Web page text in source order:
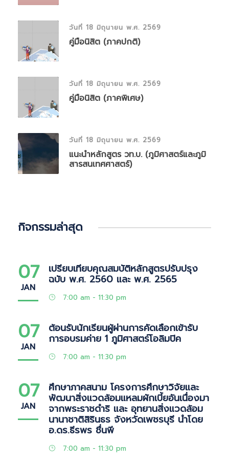
วันที่ 18 มิถุนายน พ.ศ. 2569
คู่มือนิสิต (ภาคปกติ)
วันที่ 18 มิถุนายน พ.ศ. 2569
คู่มือนิสิต (ภาคพิเศษ)
วันที่ 18 มิถุนายน พ.ศ. 2569
แนะนำหลักสูตร วท.บ. (ภูมิศาสตร์และภูมิ
สารสนเทศศาสตร์)
กิจกรรมล่าสุด
07
JAN
เปรียบเทียบคุณสมบัติหลักสูตรปรับปรุง
ฉบับ พ.ศ. 2560 และ พ.ศ. 2565
7:00 am - 11:30 pm
07
JAN
ต้อนรับนักเรียนผู้ผ่านการคัดเลือกเข้ารับ
การอบรมค่าย 1 ภูมิศาสตร์โอลิมปิค
7:00 am - 11:30 pm
07
JAN
ศึกษาภาคสนาม โครงการศึกษาวิจัยและ
พัฒนาสิ่งแวดล้อมแหลมผักเบี้ยอันเนื่องมา
จากพระราชดำริ และ อุทยานสิ่งแวดล้อม
นานาชาติสิรินธร จังหวัดเพชรบุรี นำโดย
อ.ดร.ธีรพร ชื่นพี
7:00 am - 11:30 pm